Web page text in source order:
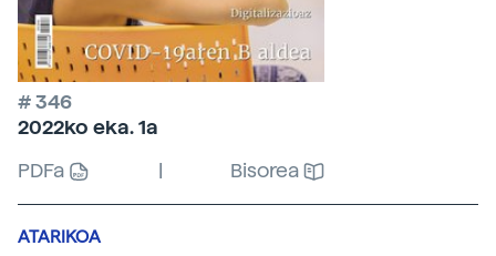
# 346
2022ko eka. 1a
PDFa
| Bisorea
ATARIKOA